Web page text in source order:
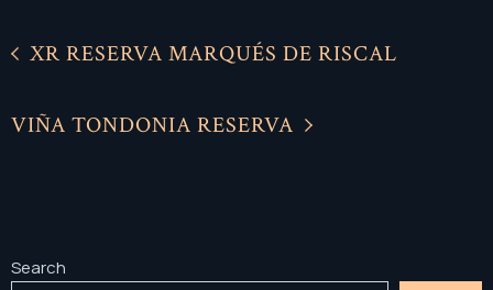
XR RESERVA MARQUÉS DE RISCAL
VIÑA TONDONIA RESERVA
Search